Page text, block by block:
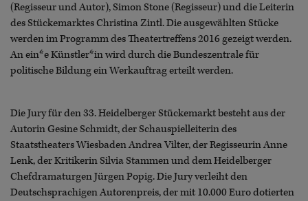
(Regisseur und Autor), Simon Stone (Regisseur) und die Leiterin
des Stückemarktes Christina Zintl. Die ausgewählten Stücke
werden im Programm des Theatertreffens 2016 gezeigt werden.
An ein*e Künstler*in wird durch die Bundeszentrale für
politische Bildung ein Werkauftrag erteilt werden.
Die Jury für den 33. Heidelberger Stückemarkt besteht aus der
Autorin Gesine Schmidt, der Schauspielleiterin des
Staatstheaters Wiesbaden Andrea Vilter, der Regisseurin Anne
Lenk, der Kritikerin Silvia Stammen und dem Heidelberger
Chefdramaturgen Jürgen Popig. Die Jury verleiht den
Deutschsprachigen Autorenpreis, der mit 10.000 Euro dotierten